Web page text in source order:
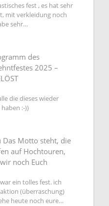
fest , es hat sehr
mit verkleidung noch
sehr…
des
2025 –
die dieses wieder
:-))
Das Motto steht, die
auf Hochtouren,
noch Euch
ein tolles fest. ich
(überraschung)
heute noch eure…